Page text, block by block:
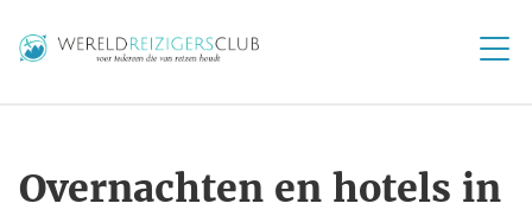
Overnachten en hotels in